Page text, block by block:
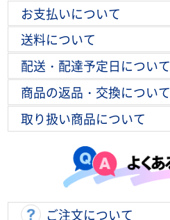
お支払いについて
送料について
配送・配達予定日について
商品の返品・交換について
取り扱い商品について
ご注文について